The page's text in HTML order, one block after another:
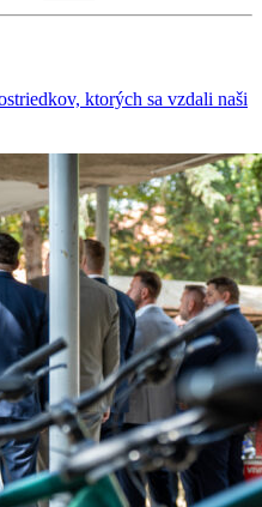
ktorých sa vzdali naši